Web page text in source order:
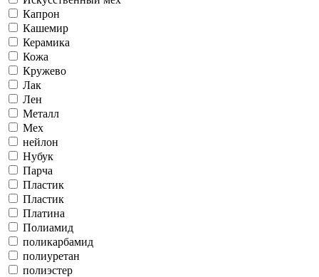
Капрон
Кашемир
Керамика
Кожа
Кружево
Лак
Лен
Металл
Мех
нейлон
Нубук
Парча
Пластик
Пластик
Платина
Полиамид
поликарбамид
полиуретан
полиэстер